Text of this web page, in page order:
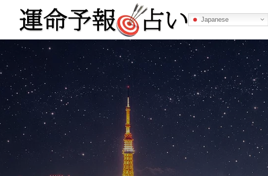
Japanese
運命予報占い
運命予報占いとは あなたの所属部屋を探そう！